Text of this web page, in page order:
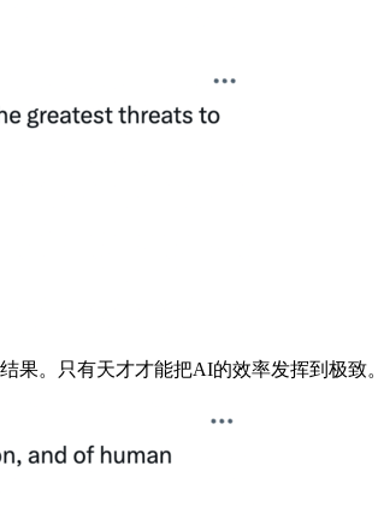
。只有天才才能把AI的效率发挥到极致。